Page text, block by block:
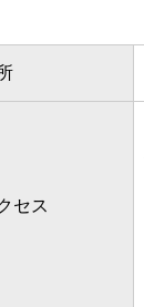
セス